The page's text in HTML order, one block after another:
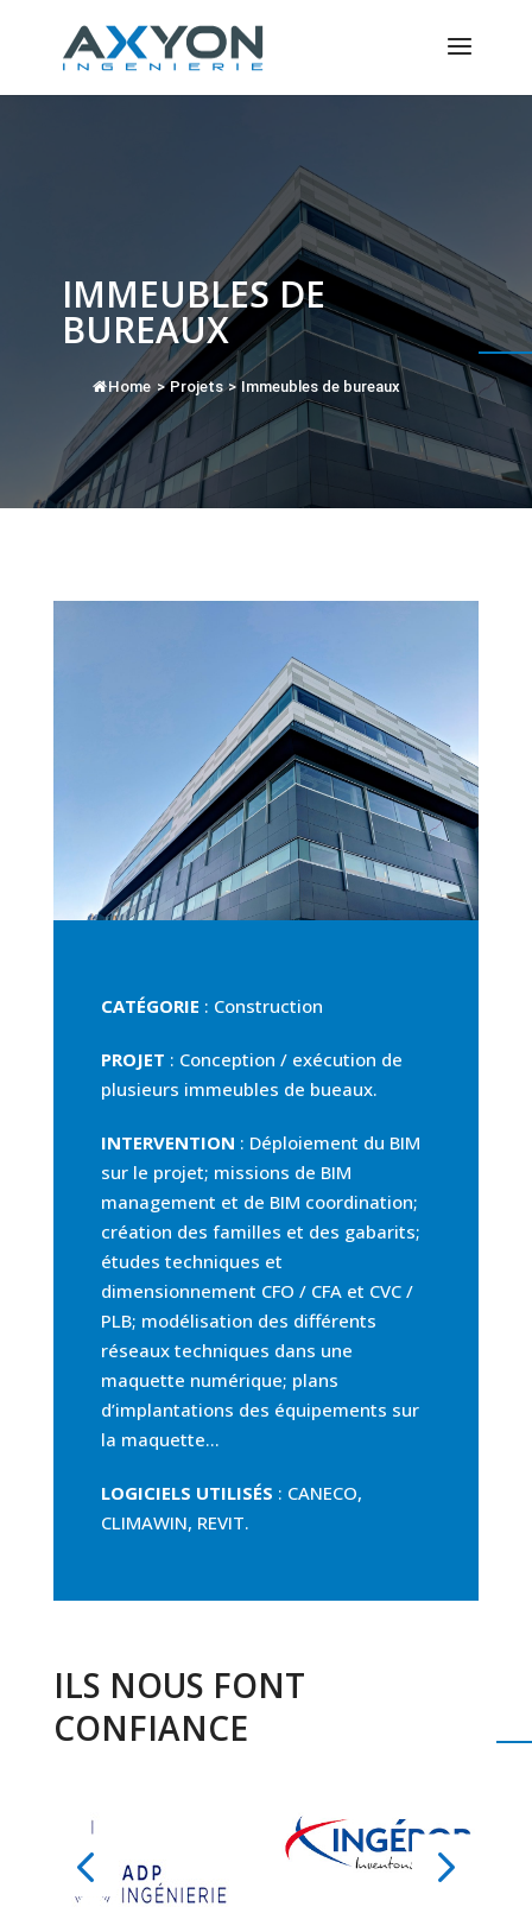
IMMEUBLES DE
BUREAUX
Home > Projets > Immeubles de bureaux
CATÉGORIE : Construction
PROJET : Conception / exécution de
plusieurs immeubles de bueaux.
INTERVENTION : Déploiement du BIM
sur le projet; missions de BIM
management et de BIM coordination;
création des familles et des gabarits;
études techniques et
dimensionnement CFO / CFA et CVC /
PLB; modélisation des différents
réseaux techniques dans une
maquette numérique; plans
d’implantations des équipements sur
la maquette…
LOGICIELS UTILISÉS : CANECO,
CLIMAWIN, REVIT.
ILS NOUS FONT
CONFIANCE